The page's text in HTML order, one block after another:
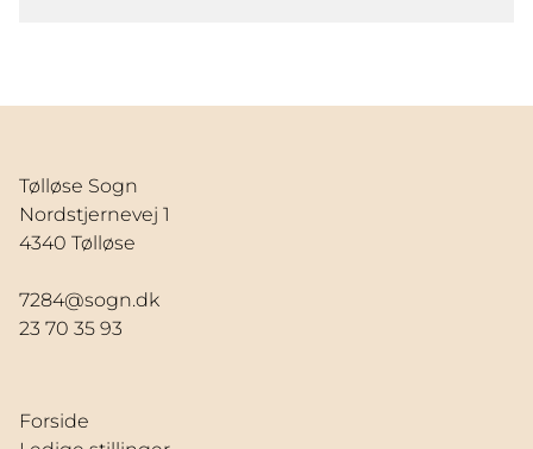
Tølløse Sogn
Nordstjernevej 1
4340 Tølløse
7284@sogn.dk
23 70 35 93
Forside